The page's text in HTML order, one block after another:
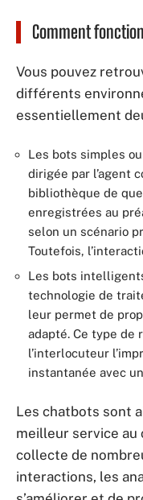
Comment
Vous pouvez
différents
essentiellement
Les bots simples
dirigée par l’agent
bibliothèque de
enregistrées au
selon un scénario
Toutefois,
Les bots
technologie de
leur permet de
adapté. Ce type de
l’interlocuteur
instantanée avec
Les chatbots sont
meilleur service au
collecte de
interactions, les